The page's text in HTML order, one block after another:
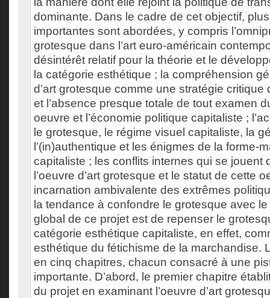
dominante. Dans le cadre de cet objectif,
importantes sont abordées, y compris
grotesque dans l’art euro-américain
désintérêt relatif pour la théorie et le
la catégorie esthétique ; la compréhension
d’art grotesque comme une stratégie
et l’absence presque totale de tout examen
oeuvre et l’économie politique capitaliste ;
le grotesque, le régime visuel capitaliste, la
l’(in)authentique et les énigmes de la forme-
capitaliste ; les conflits internes qui se jouent
l’oeuvre d’art grotesque et le statut de cette
incarnation ambivalente des extrêmes
la tendance à confondre le grotesque avec le
global de ce projet est de repenser le
catégorie esthétique capitaliste, en effet,
esthétique du fétichisme de la marchandise.
en cinq chapitres, chacun consacré à une
importante. D’abord, le premier chapitre
du projet en examinant l’oeuvre d’art